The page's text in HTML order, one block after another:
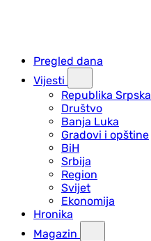
Pregled dana
Vijesti
Republika Srpska
Društvo
Banja Luka
Gradovi i opštine
BiH
Srbija
Region
Svijet
Ekonomija
Hronika
Magazin